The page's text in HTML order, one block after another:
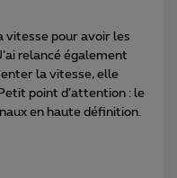
vitesse pour avoir les
relancé également
la vitesse, elle
point d’attention : le
en haute définition.